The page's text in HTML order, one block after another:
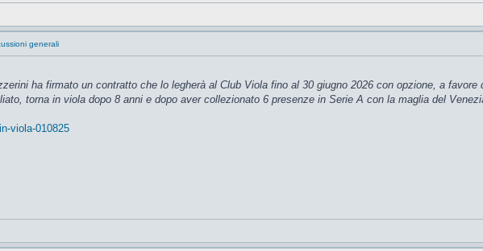
generali
ha firmato un contratto che lo legherà al Club Viola fino al 30 giugno 2026 con opzione, a favore
torna in viola dopo 8 anni e dopo aver collezionato 6 presenze in Serie A con la maglia del
viola-010825